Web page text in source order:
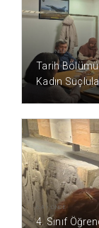
6 AY ÖNCE
Tarih
Kadın
6 AY ÖNCE
4. Sınıf